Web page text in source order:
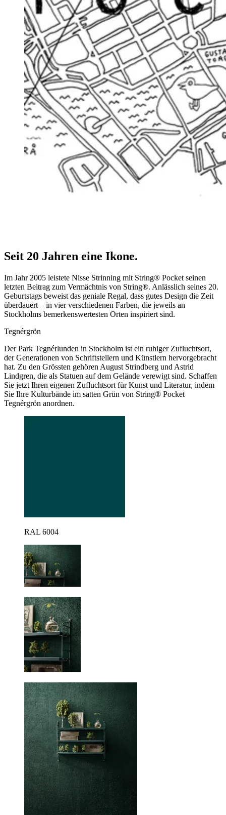
Seit 20 Jahren eine Ikone.
Im Jahr 2005 leistete Nisse Strinning mit String® Pocket seinen
letzten Beitrag zum Vermächtnis von String®. Anlässlich seines 20.
Geburtstags beweist das geniale Regal, dass gutes Design die Zeit
überdauert – in vier verschiedenen Farben, die jeweils an
Stockholms bemerkenswertesten Orten inspiriert sind.
Tegnérgrön
Der Park Tegnérlunden in Stockholm ist ein ruhiger Zufluchtsort,
der Generationen von Schriftstellern und Künstlern hervorgebracht
hat. Zu den Grössten gehören August Strindberg und Astrid
Lindgren, die als Statuen auf dem Gelände verewigt sind. Schaffen
Sie jetzt Ihren eigenen Zufluchtsort für Kunst und Literatur, indem
Sie Ihre Kulturbände im satten Grün von String® Pocket
Tegnérgrön anordnen.
RAL 6004